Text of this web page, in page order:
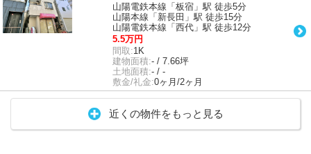
山陽電鉄本線「板宿」駅 徒歩5分
山陽本線「新長田」駅 徒歩15分
山陽電鉄本線「西代」駅 徒歩12分
5.5万円
間取:1K
建物面積:- / 7.66坪
土地面積:- / -
敷金/礼金:0ヶ月/2ヶ月
近くの物件をもっと見る